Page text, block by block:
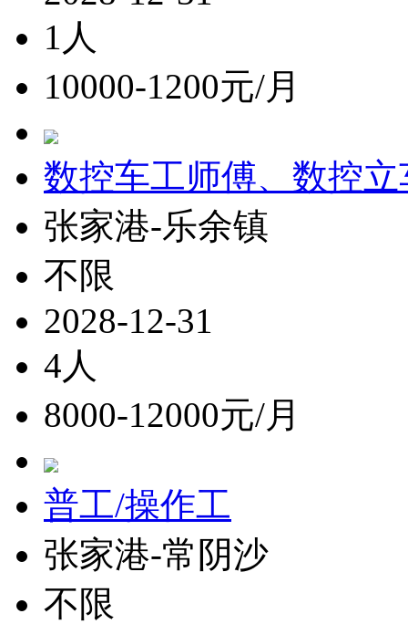
1人
10000-1200元/月
数控车工师傅、数控立
张家港-乐余镇
不限
2028-12-31
4人
8000-12000元/月
普工/操作工
张家港-常阴沙
不限